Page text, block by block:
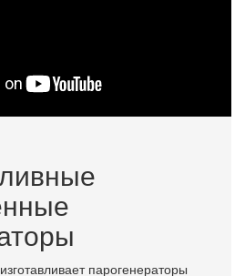
котлы
котлы
твердом топливе
котельной
парогенераторы